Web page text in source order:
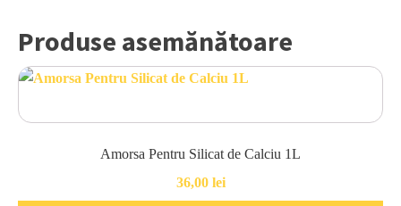
Produse asemănătoare
Amorsa Pentru Silicat de Calciu 1L
36,00 lei